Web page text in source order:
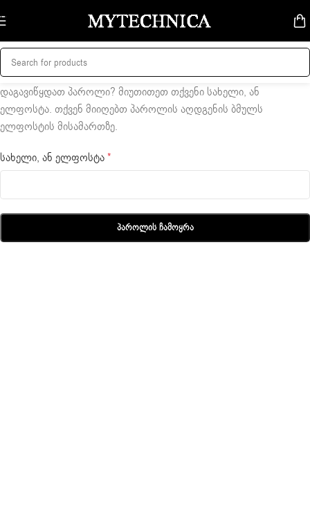
Skip to navigation
Skip to main content
დაგავიწყდათ პაროლი? მიუთითეთ თქვენი სახელი, ან
ელფოსტა. თქვენ მიიღებთ პაროლის აღდგენის ბმულს
ელფოსტის მისამართზე.
სახელი, ან ელფოსტა*
Პაროლის Ჩამოყრა